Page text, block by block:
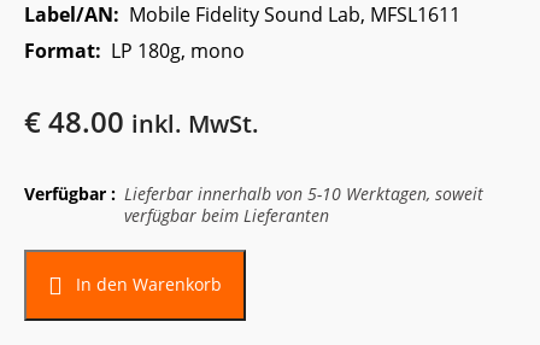
Label/AN: Mobile Fidelity Sound Lab, MFSL1611
Format: LP 180g, mono
€48.00 inkl. MwSt.
Verfügbar : Lieferbar innerhalb von 5-10 Werktagen, soweit
verfügbar beim Lieferanten
In den Warenkorb
Alternative: